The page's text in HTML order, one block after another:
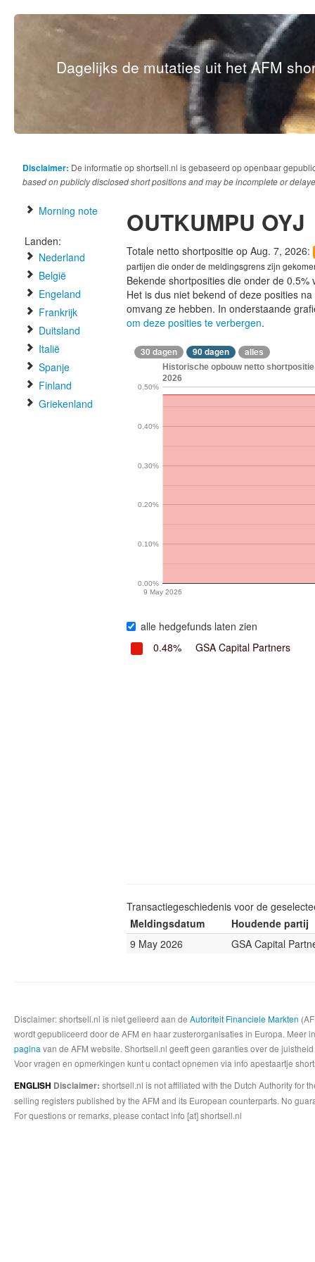
Dagelijks de mutaties uit het AFM
Disclaimer: De informatie op shortsell.nl is gebaseerd op openbaar
based on publicly disclosed short positions and may be incomplete or
Morning note
Landen:
Nederland
België
Engeland
Frankrijk
Duitsland
Italië
Spanje
Finland
Griekenland
OUTKUMPU OYJ
Totale netto shortpositie op Aug. 7, 2026:
partijen die onder de meldingsgrens zijn
Bekende shortposities die onder de
Het is dus niet bekend of deze posities
omvang ze hebben. In onderstaande
om deze posities te verbergen.
30 dagen 90 dagen alles
Historische opbouw netto
2026
9 May 2026
0.00%
0.10%
0.20%
0.30%
0.40%
0.50%
alle hedgefunds laten zien
0.48%
GSA Capital Partners
Transactiegeschiedenis voor de
Meldingsdatum
Houdende partij
9 May 2026
GSA Capital
Disclaimer: shortsell.nl is niet gelieerd aan de Autoriteit Financiele Markten
wordt gepubliceerd door de AFM en haar zusterorganisaties in Europa.
pagina van de AFM website. Shortsell.nl geeft geen garanties over de
Voor vragen en opmerkingen kunt u contact opnemen via info apestaartje
ENGLISH Disclaimer: shortsell.nl is not affiliated with the Dutch Authority for
selling registers published by the AFM and its European counterparts. No
For questions or remarks, please contact info [at] shortsell.nl